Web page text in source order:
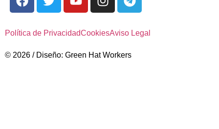
Política de PrivacidadCookiesAviso Legal
© 2026 / Diseño: Green Hat Workers